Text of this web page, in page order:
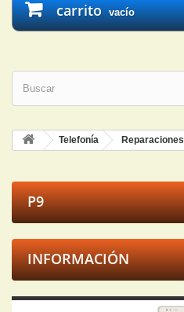
carrito vacío
Telefonía Reparaciones
P9
INFORMACIÓN